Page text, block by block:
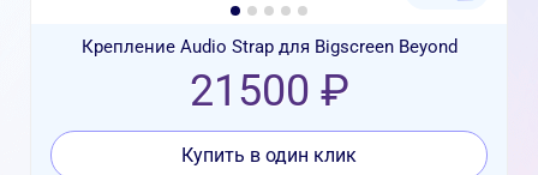
Крепление Audio Strap для Bigscreen Beyond
21500 ₽
Купить в один клик